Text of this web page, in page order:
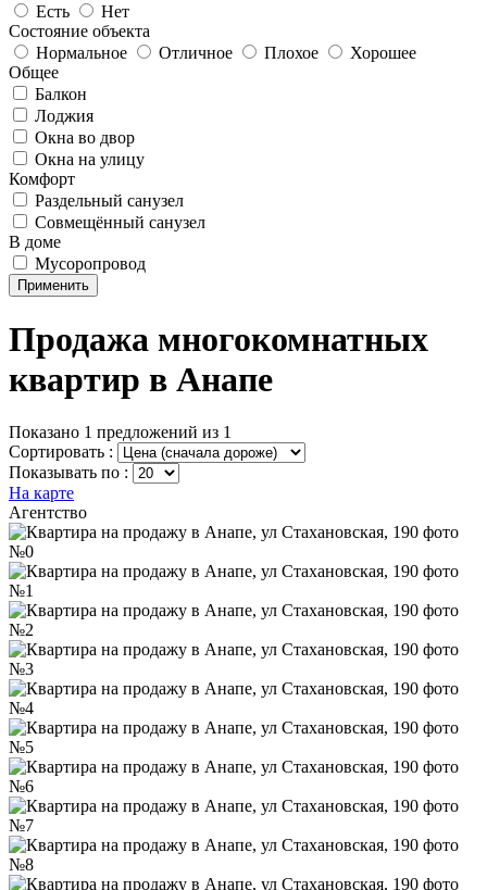
Есть
Нет
Состояние объекта
Нормальное
Отличное Плохое
Хорошее
Общее
Балкон
Лоджия
Окна во двор
Окна на улицу
Комфорт
Раздельный санузел
Совмещённый санузел
В доме
Мусоропровод
Применить
Продажа многокомнатных
квартир в Анапе
Показано 1 предложений из 1
Сортировать :
Показывать по :
На карте
Агентство